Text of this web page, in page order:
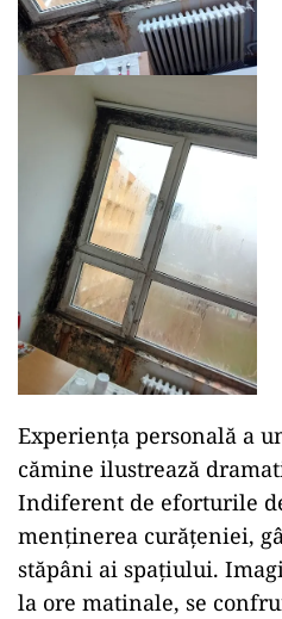
Experiența personală a
cămine ilustrează
Indiferent de eforturile
menținerea curățeniei,
stăpâni ai spațiului.
la ore matinale, se